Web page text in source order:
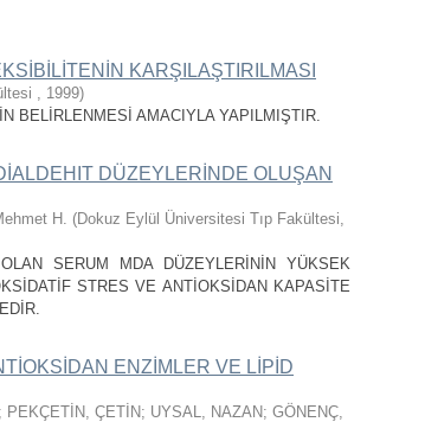
KARŞILAŞTIRILMASI
, 1999)
BELİRLENMESİ AMACIYLA YAPILMIŞTIR.
DÜZEYLERİNDE OLUŞAN
H. (Dokuz Eylül Üniversitesi Tıp Fakültesi,
SERUM MDA DÜZEYLERİNİN YÜKSEK
STRES VE ANTİOKSİDAN KAPASİTE
ENZİMLER VE LİPİD
; PEKÇETİN, ÇETİN; UYSAL, NAZAN; GÖNENÇ,